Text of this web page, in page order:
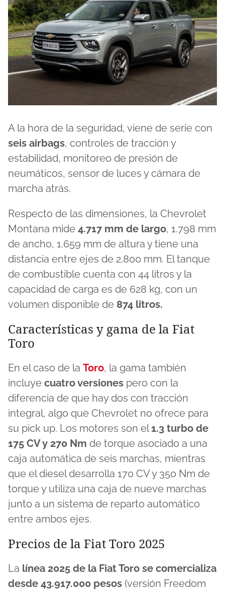
A la hora de la seguridad, viene de serie con
seis airbags, controles de tracción y
estabilidad, monitoreo de presión de
neumáticos, sensor de luces y cámara de
marcha atrás.
Respecto de las dimensiones, la Chevrolet
Montana mide 4.717 mm de largo, 1.798 mm
de ancho, 1.659 mm de altura y tiene una
distancia entre ejes de 2.800 mm. El tanque
de combustible cuenta con 44 litros y la
capacidad de carga es de 628 kg, con un
volumen disponible de 874 litros.
Características y gama de la Fiat
Toro
En el caso de la Toro, la gama también
incluye cuatro versiones pero con la
diferencia de que hay dos con tracción
integral, algo que Chevrolet no ofrece para
su pick up. Los motores son el 1.3 turbo de
175 CV y 270 Nm de torque asociado a una
caja automática de seis marchas, mientras
que el diesel desarrolla 170 CV y 350 Nm de
torque y utiliza una caja de nueve marchas
junto a un sistema de reparto automático
entre ambos ejes.
Precios de la Fiat Toro 2025
La línea 2025 de la Fiat Toro se comercializa
desde 43.917.000 pesos (versión Freedom